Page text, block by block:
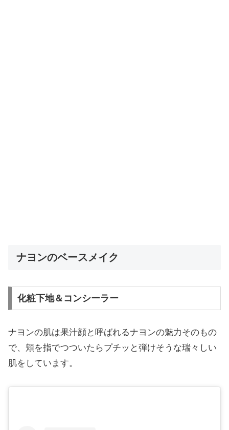
ナヨンのベースメイク
化粧下地＆コンシーラー
ナヨンの肌は果汁顔と呼ばれるナヨンの魅力そのもの
で、頬を指でつついたらプチッと弾けそうな瑞々しい
肌をしています。